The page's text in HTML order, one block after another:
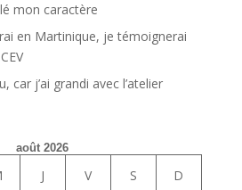
mon caractère
en Martinique, je témoignerai
car j’ai grandi avec l’atelier
août 2026
J V S D